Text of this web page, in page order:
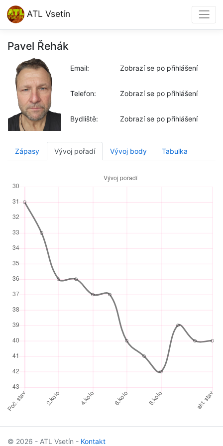
ATL Vsetín
Pavel Řehák
Email: Zobrazí se po přihlášení
Telefon: Zobrazí se po přihlášení
Bydliště: Zobrazí se po přihlášení
Zápasy Vývoj pořadí Vývoj body Tabulka
© 2026 - ATL Vsetín - Kontakt